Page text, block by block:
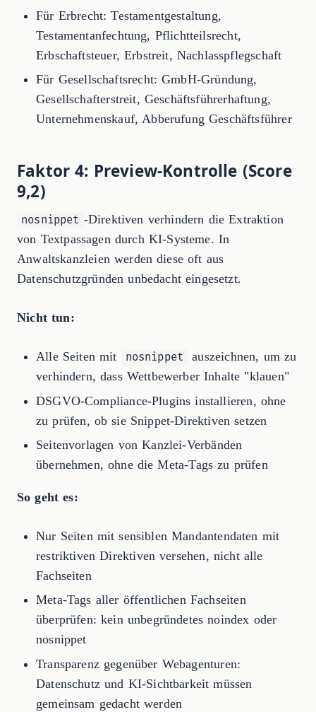
Für Erbrecht: Testamentgestaltung,
Testamentanfechtung, Pflichtteilsrecht,
Erbschaftsteuer, Erbstreit, Nachlasspflegschaft
Für Gesellschaftsrecht: GmbH-Gründung,
Gesellschafterstreit, Geschäftsführerhaftung,
Unternehmenskauf, Abberufung Geschäftsführer
Faktor 4: Preview-Kontrolle (Score
9,2)
nosnippet -Direktiven verhindern die Extraktion
von Textpassagen durch KI-Systeme. In
Anwaltskanzleien werden diese oft aus
Datenschutzgründen unbedacht eingesetzt.
Nicht tun:
Alle Seiten mit nosnippet
auszeichnen, um zu
verhindern, dass Wettbewerber Inhalte "klauen"
DSGVO-Compliance-Plugins installieren, ohne
zu prüfen, ob sie Snippet-Direktiven setzen
Seitenvorlagen von Kanzlei-Verbänden
übernehmen, ohne die Meta-Tags zu prüfen
So geht es:
Nur Seiten mit sensiblen Mandantendaten mit
restriktiven Direktiven versehen, nicht alle
Fachseiten
Meta-Tags aller öffentlichen Fachseiten
überprüfen: kein unbegründetes noindex oder
nosnippet
Transparenz gegenüber Webagenturen:
Datenschutz und KI-Sichtbarkeit müssen
gemeinsam gedacht werden